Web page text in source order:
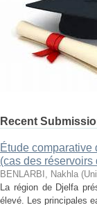
Recent
Étude comparative
(cas des
BENLARBI, Nakhla (
La région de Djelfa
élevé. Les principales